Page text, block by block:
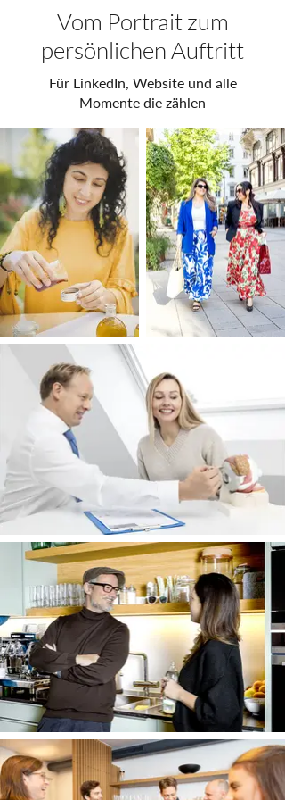
Vom Portrait zum
persönlichen Auftritt
Für LinkedIn, Website und alle
Momente die zählen